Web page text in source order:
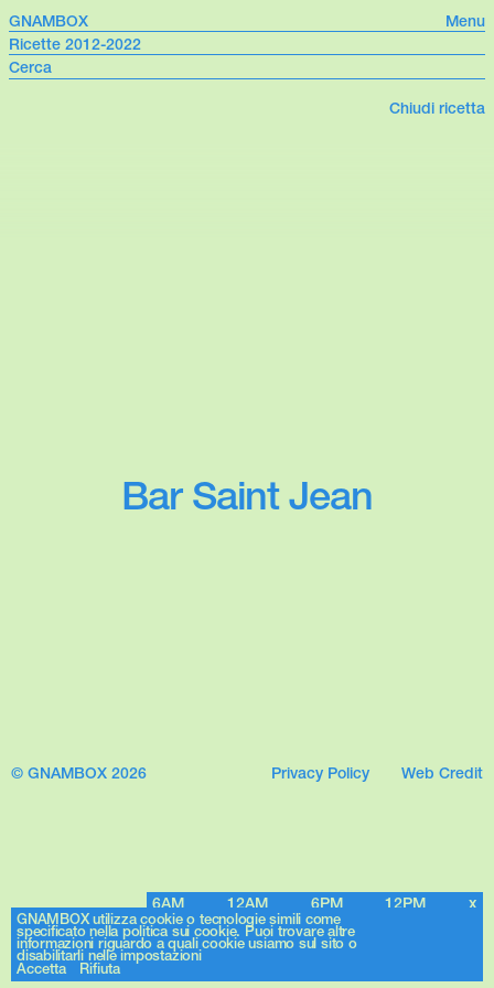
GNAMBOX
Menu
Ricette 2012-2022
Chiudi ricetta
Bar Saint Jean
© GNAMBOX 2026 Privacy Policy Web Credit
6AM 12AM 6PM 12PM x
GNAMBOX utilizza cookie o tecnologie simili come
specificato nella politica sui cookie. Puoi trovare altre
informazioni riguardo a quali cookie usiamo sul sito o
disabilitarli nelle impostazioni
Accetta Rifiuta